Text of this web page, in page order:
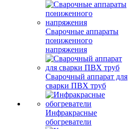
Сварочные аппараты
пониженного
напряжения
Сварочный аппарат для
сварки ПВХ труб
Инфракрасные
обогреватели